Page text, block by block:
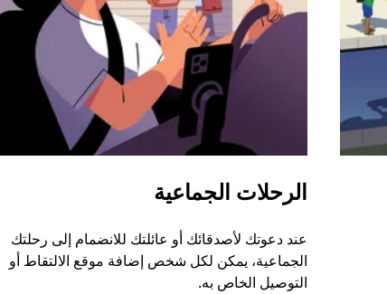
الرحلات الجماعية
عند دعوتك لأصدقائك أو عائلتك للانضمام إلى رحلتك
الجماعية، يمكن لكل شخص إضافة موقع الالتقاط أو
التوصيل الخاص به.